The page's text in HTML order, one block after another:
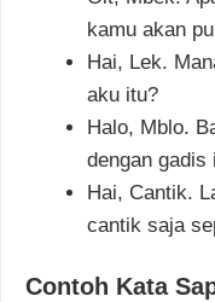
kamu akan
Hai, Lek.
aku itu?
Halo, Mblo.
dengan gadis
Hai, Cantik.
cantik saja
Contoh Kata